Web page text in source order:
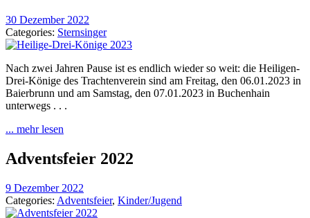
30 Dezember 2022
Categories: Sternsinger
Nach zwei Jahren Pause ist es endlich wieder so weit: die Heiligen-
Drei-Könige des Trachtenverein sind am Freitag, den 06.01.2023 in
Baierbrunn und am Samstag, den 07.01.2023 in Buchenhain
unterwegs . . .
... mehr lesen
Adventsfeier 2022
9 Dezember 2022
Categories: Adventsfeier, Kinder/Jugend